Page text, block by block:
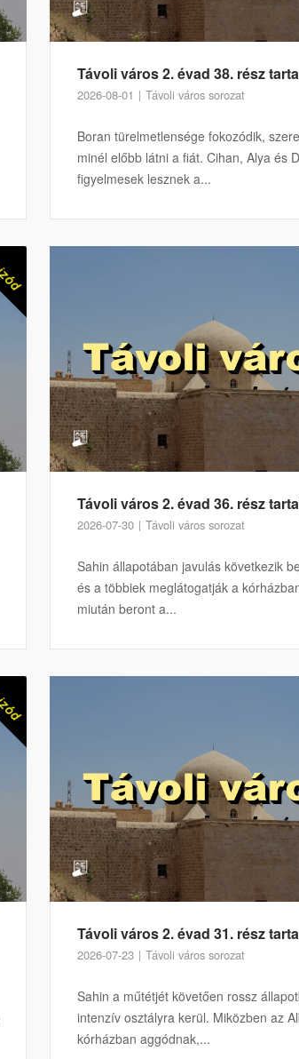
Távoli város 2. évad 38. rész
2026-08-01 Távoli város sorozat
Boran türelmetlensége fokozódik,
minél előbb látni a fiát. Cihan, Alya és
figyelmesek lesznek a...
Távoli város 2. évad 36. rész
2026-07-30 Távoli város sorozat
Sahin állapotában javulás következik
és a többiek meglátogatják a
miután beront a...
Távoli város 2. évad 31. rész
2026-07-23 Távoli város sorozat
Sahin a műtétjét követően rossz
intenzív osztályra kerül. Miközben az
kórházban aggódnak,...